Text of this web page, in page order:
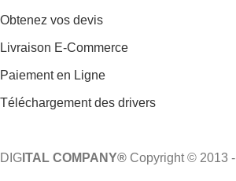
Obtenez vos devis
Livraison E-Commerce
Paiement en Ligne
Téléchargement des drivers
DIG ITAL COMPANY® Copyright © 2013